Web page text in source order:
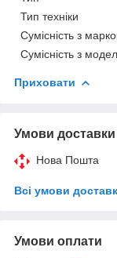
Тип техніки
Сумісність з
Сумісність з
Приховати
Умови доставки
Нова Пошта
Всі умови
Умови оплати